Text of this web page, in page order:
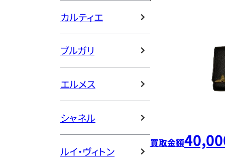
カルティエ
ブルガリ
エルメス
シャネル
ルイ・ヴィトン
買取金額